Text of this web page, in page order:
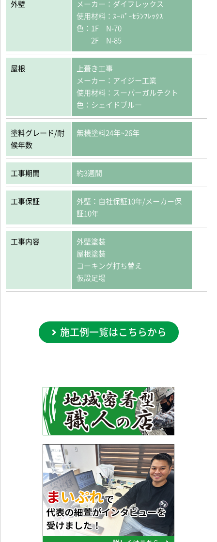
外壁
メーカー：ダイフレックス
使用材料：ｽｰﾊﾟｰｾﾗﾝﾌﾚｯｸｽ
色：1F N-70
2F N-85
屋根
上葺き工事
メーカー：アイジー工業
使用材料：スーパーガルテクト
色：シェイドブルー
塗料グレード/耐
候年数
無機塗料24年~26年
工事期間 約3週間
工事保証
外壁：自社保証10年/メーカー保
証10年
工事内容
外壁塗装
屋根塗装
コーキング打ち替え
仮設足場
施工例一覧はこちらから